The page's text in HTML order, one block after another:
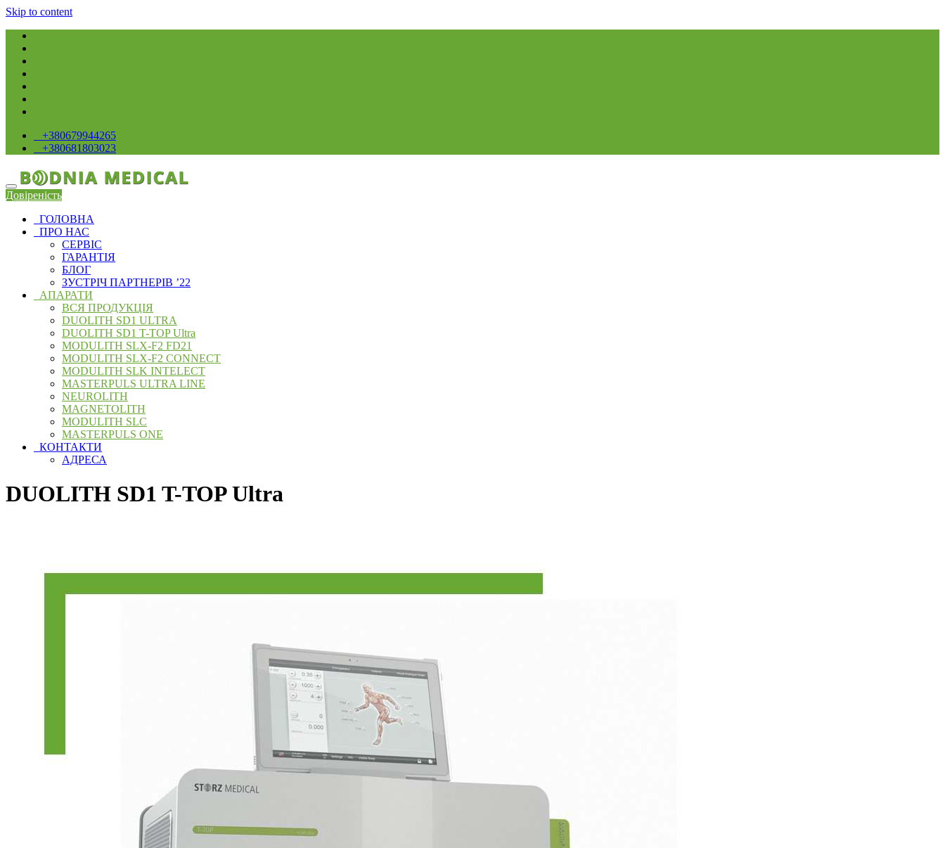
Skip to content
+380679944265
+380681803023
Довіреність
ГОЛОВНА
ПРО НАС
СЕРВIС
ГАРАНТІЯ
БЛОГ
ЗУСТРІЧ ПАРТНЕРІВ ’22
АПАРАТИ
ВСЯ ПРОДУКЦІЯ
DUOLITH SD1 ULTRA
DUOLITH SD1 T-TOP Ultra
MODULITH SLX-F2 FD21
MODULITH SLX-F2 CONNECT
MODULITH SLK INTELECT
MASTERPULS ULTRA LINE
NEUROLITH
MAGNETOLITH
MODULITH SLC
MASTERPULS ONE
КОНТАКТИ
АДРЕСА
DUOLITH SD1 T-TOP Ultra